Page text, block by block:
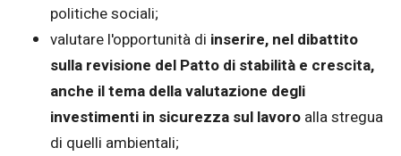
politiche sociali;
valutare l'opportunità di inserire, nel dibattito
sulla revisione del Patto di stabilità e crescita,
anche il tema della valutazione degli
investimenti in sicurezza sul lavoro alla stregua
di quelli ambientali;